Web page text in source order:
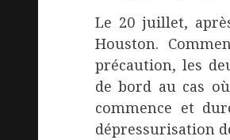
Le 20 juillet,
Houston.
précaution, les
de bord au cas
commence et
dépressurisation